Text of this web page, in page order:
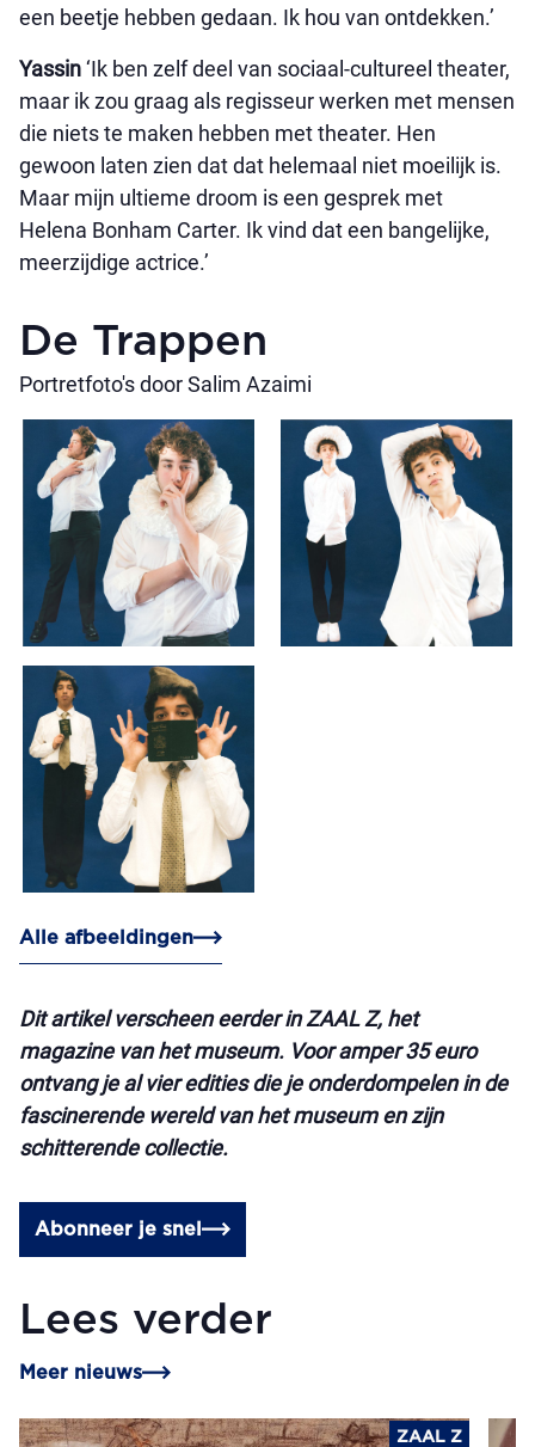
een beetje hebben gedaan. Ik hou van ontdekken.’
Yassin‘Ik ben zelf deel van sociaal-cultureel theater,
maar ik zou graag als regisseur werken met mensen
die niets te maken hebben met theater. Hen
gewoon laten zien dat dat helemaal niet moeilijk is.
Maar mijn ultieme droom is een gesprek met
Helena Bonham Carter. Ik vind dat een bangelijke,
meerzijdige actrice.’
De Trappen
Portretfoto's door Salim Azaimi
Alle afbeeldingen
Dit artikel verscheen eerder in ZAAL Z, het
magazine van het museum. Voor amper 35 euro
ontvang je al vier edities die je onderdompelen in de
fascinerende wereld van het museum en zijn
schitterende collectie.
Abonneer je snel
Lees verder
Meer nieuws
ZAAL Z